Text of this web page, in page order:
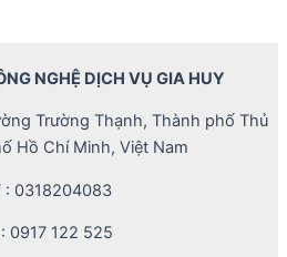
NGHỆ DỊCH VỤ GIA HUY
Trường Thạnh, Thành phố Thủ
Hồ Chí Minh, Việt Nam
: 0318204083
0917 122 525